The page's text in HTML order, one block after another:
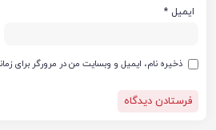
ایمیل *
ذخیره نام، ایمیل و وبسایت من در مرورگر برای